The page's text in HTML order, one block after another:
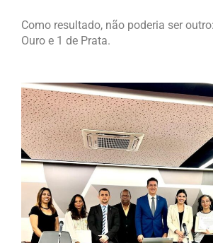
Como resultado, não poderia ser
Ouro e 1 de Prata.